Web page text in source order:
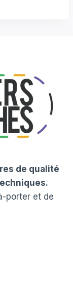
de qualité
porter et de